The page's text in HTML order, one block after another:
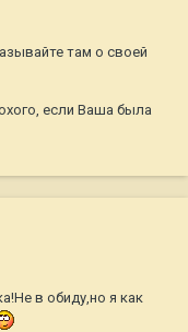
там о своей
если Ваша была
в обиду,но я как